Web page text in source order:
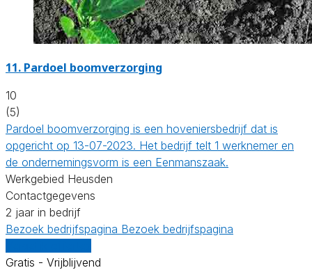
11. Pardoel boomverzorging
10
(5)
Pardoel boomverzorging is een hoveniersbedrijf dat is
opgericht op 13-07-2023. Het bedrijf telt 1 werknemer en
de ondernemingsvorm is een Eenmanszaak.
Werkgebied Heusden
Contactgegevens
2 jaar in bedrijf
Bezoek bedrijfspagina Bezoek bedrijfspagina
Gratis - Vrijblijvend